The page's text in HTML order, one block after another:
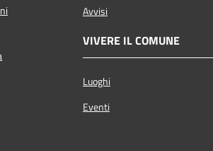
Avvisi
VIVERE IL COMUNE
Luoghi
Eventi